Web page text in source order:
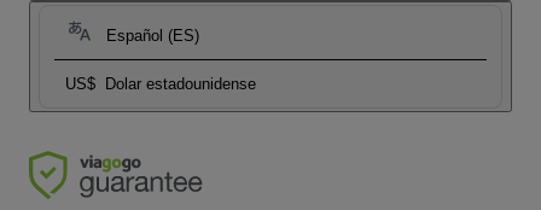
Español (ES)
US$ Dolar estadounidense